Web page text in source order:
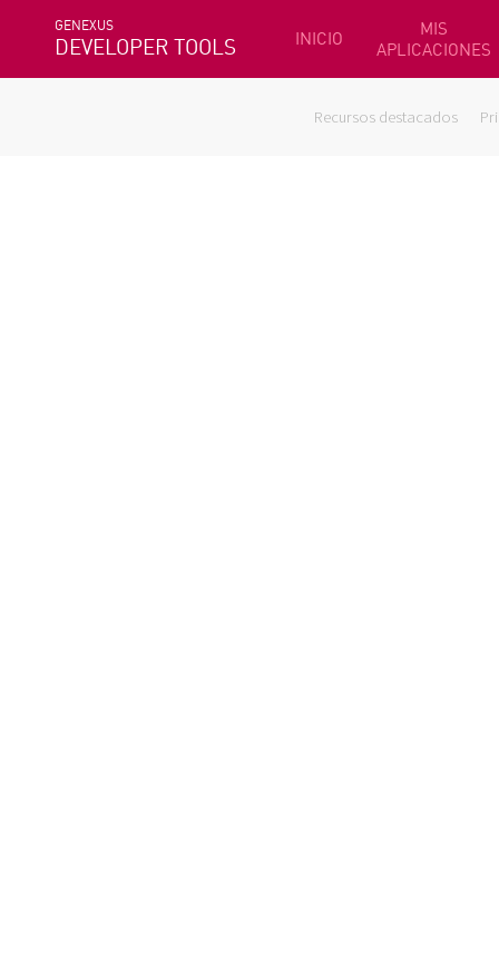
GENEXUS
DEVELOPER TOOLS INICIO
MIS
APLICACIONES
Recursos destacados